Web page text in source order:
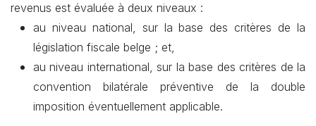
revenus est évaluée à deux niveaux :
au niveau national, sur la base des critères de la
législation fiscale belge ; et,
au niveau international, sur la base des critères de la
convention bilatérale préventive de la double
imposition éventuellement applicable.